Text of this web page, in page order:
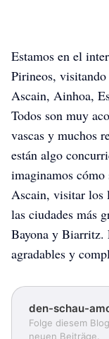
Estamos en el
Pirineos,
Ascain, Ainhoa,
Todos son muy
vascas y muchos
están algo
imaginamos
Ascain, visitar los
las ciudades más
Bayona y Biarritz.
agradables y
den-schau-
Folge diesem
neuen Beiträge.